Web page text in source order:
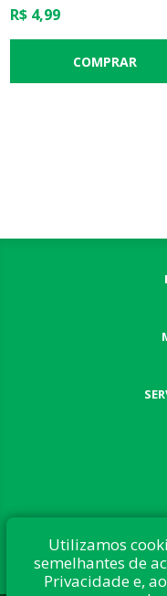
R$ 4,99
Utilizamos
semelhantes de
Privacidade e,